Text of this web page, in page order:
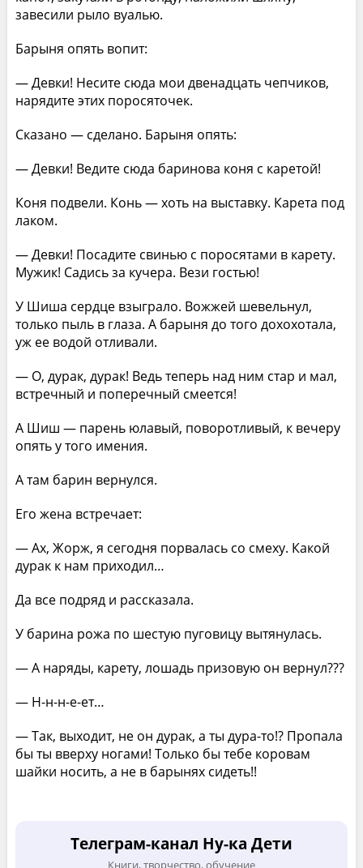
завесили рыло вуалью.
Барыня опять вопит:
— Девки! Несите сюда мои двенадцать чепчиков,
нарядите этих поросяточек.
Сказано — сделано. Барыня опять:
— Девки! Ведите сюда баринова коня с каретой!
Коня подвели. Конь — хоть на выставку. Карета под
лаком.
— Девки! Посадите свинью с поросятами в карету.
Мужик! Садись за кучера. Вези гостью!
У Шиша сердце взыграло. Вожжей шевельнул,
только пыль в глаза. А барыня до того дохохотала,
уж ее водой отливали.
— О, дурак, дурак! Ведь теперь над ним стар и мал,
встречный и поперечный смеется!
А Шиш — парень юлавый, поворотливый, к вечеру
опять у того имения.
А там барин вернулся.
Его жена встречает:
— Ах, Жорж, я сегодня порвалась со смеху. Какой
дурак к нам приходил…
Да все подряд и рассказала.
У барина рожа по шестую пуговицу вытянулась.
— А наряды, карету, лошадь призовую он вернул???
— Н-н-н-е-ет…
— Так, выходит, не он дурак, а ты дура-то!? Пропала
бы ты вверху ногами! Только бы тебе коровам
шайки носить, а не в барынях сидеть!!
Телеграм-канал Ну-ка Дети
Книги, творчество, обучение